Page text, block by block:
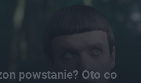
powstanie? Oto co